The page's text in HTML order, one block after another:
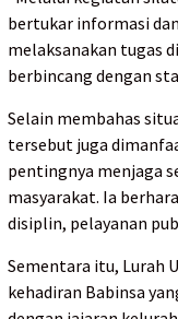
bertukar informasi
melaksanakan tugas
berbincang dengan
Selain membahas
tersebut juga
pentingnya menjaga
masyarakat. Ia
disiplin, pelayanan
Sementara itu, Lurah
kehadiran Babinsa